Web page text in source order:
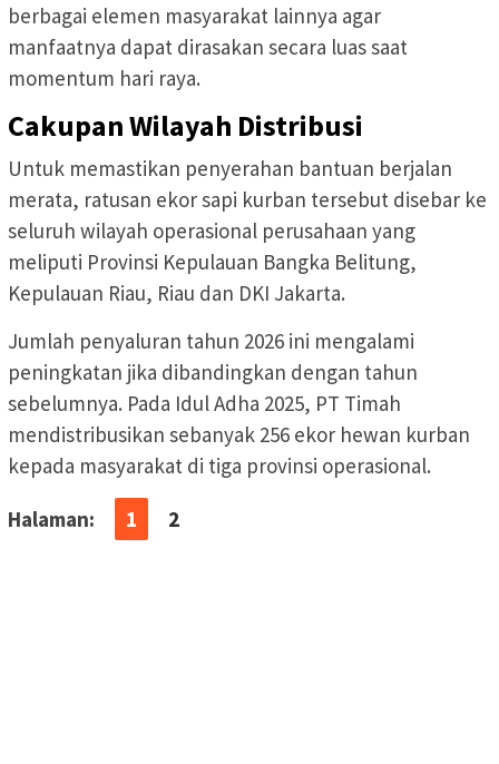
berbagai elemen masyarakat lainnya agar
manfaatnya dapat dirasakan secara luas saat
momentum hari raya.
Cakupan Wilayah Distribusi
Untuk memastikan penyerahan bantuan berjalan
merata, ratusan ekor sapi kurban tersebut disebar ke
seluruh wilayah operasional perusahaan yang
meliputi Provinsi Kepulauan Bangka Belitung,
Kepulauan Riau, Riau dan DKI Jakarta.
Jumlah penyaluran tahun 2026 ini mengalami
peningkatan jika dibandingkan dengan tahun
sebelumnya. Pada Idul Adha 2025, PT Timah
mendistribusikan sebanyak 256 ekor hewan kurban
kepada masyarakat di tiga provinsi operasional.
Halaman:
1 2